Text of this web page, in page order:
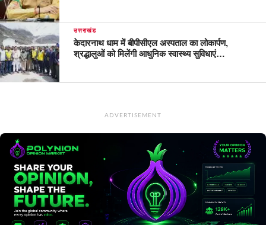
उत्तराखंड
केदारनाथ धाम में बीपीसीएल अस्पताल का लोकार्पण,
श्रद्धालुओं को मिलेंगी आधुनिक स्वास्थ्य सुविधाएं…
ADVERTISEMENT